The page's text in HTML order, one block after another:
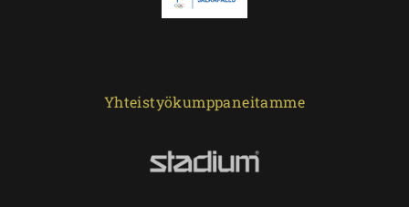
Yhteistyökumppaneitamme